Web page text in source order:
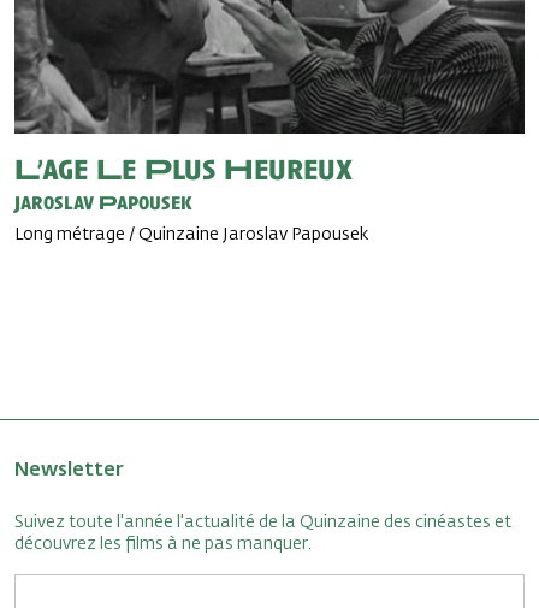
L’age Le Plus Heureux
Jaroslav Papousek
Long métrage / Quinzaine Jaroslav Papousek
Newsletter
Suivez toute l'année l'actualité de la Quinzaine des cinéastes et
découvrez les films à ne pas manquer.